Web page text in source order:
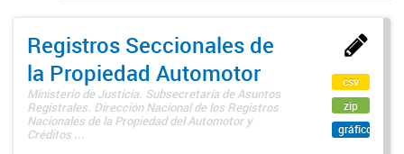
Registros Seccionales de
la Propiedad Automotor
Ministerio de Justicia. Subsecretaría de Asuntos
Registrales. Dirección Nacional de los Registros
Nacionales de la Propiedad del Automotor y
Créditos ...
csv
zip
gráfico